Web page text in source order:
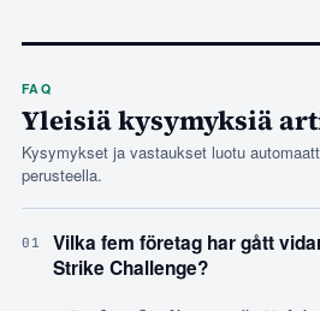
FAQ
Yleisiä kysymyksiä
Kysymykset ja vastaukset luotu
perusteella.
01
Vilka fem företag har gått
Strike Challenge?